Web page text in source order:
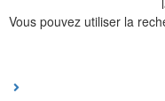
Vous pouvez utiliser la